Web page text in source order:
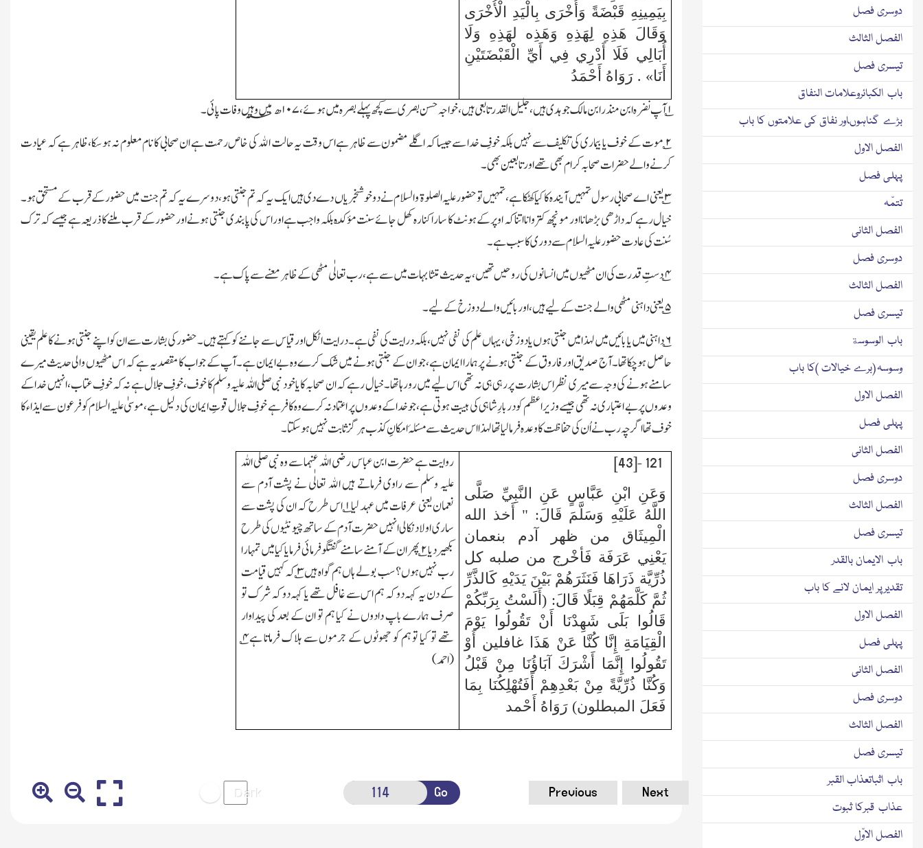
بِيَمِينِهِ قَبْضَةً وَأُخْرَى بِالْيَدِ الْأُخْرَى
وَقَالَ هَذِهِ لِهَذِهِ وَهَذِه لهَذِهِ وَلَا
أُبَالِي فَلَا أَدْرِي فِي أَيِّ الْقَبْضَتَيْنِ
أَنَا» . رَوَاهُ أَحْمَدُ
۱؎ آپ نضرہ ابن منذر ابن مالک جوہدی ہیں،جلیل القدر تابعی ہیں،خواجہ حسن بصری سے کچھ پہلے بصرہ میں ہوئے،۱۰۷ھ؁ میں وہیں وفات پائی۔
۲؎ موت کے خوف یا بیماری کی تکلیف سے نہیں بلکہ خوفِ خدا سے جیسا کہ اگلے مضمون سے ظاہر ہے اس وقت یہ حالت اﷲ کی خاص رحمت ہے ان صحابی کا نام معلوم نہ ہوسکا،ظاہر ہے کہ عیادت
کرنے والے حضرات صحابہ کرام بھی تھے اور تابعین بھی۔
۳؎ یعنی اے صحابی رسول تمہیں آیندہ کا کیا کھٹکا ہے،تمہیں تو حضور علیہ الصلوۃ والسلام نے دو خوشخبریاں دے دی ہیں ایک یہ کہ تم جنتی ہو،دوسرے یہ کہ تم جنت میں حضور کے قرب کے مستحق ہو۔
خیال رہے کہ داڑھی بڑھانا اور مونچھ کتروانااتنا کہ اوپر کے ہونٹ کا سارا کنارہ کھل جائے سنت مؤکّدہ بلکہ واجب ہے اور اس کی پابندی جنتی ہونے اور حضور کے قرب ملنے کا ذریعہ ہے جیسے کہ ترک
سُنت کی عادت حضور علیہ السلام سے دوری کا سبب ہے۔
۴؎ دستِ قدرت کی ان مٹھیوں میں انسانوں کی روحیں تھیں،یہ حدیث متشابہات میں سے ہے،رب تعالٰی مٹھی کے ظاہر معنے سے پاک ہے۔
۵؎ یعنی داہنی مٹھی والے جنت کے لیے ہیں،اور بائیں والے دوزخ کے لیے۔
۶؎ داہنی میں یا بائیں میں لہذا میں جنتی ہوں یا دوزخی،یہاں علم کی نفی نہیں،بلکہ درایت کی نفی ہے۔درایت اٹکل اور قیاس سے جاننے کو کہتے ہیں۔حضور کی بشارت سے ان کو اپنے جنتی ہونے کا علم یقینی
حاصل ہوچکا تھا۔آج صدیق اور فاروق کے جنتی ہونے پر ہمارا ایمان ہے،جو ان کے جنتی ہونے میں شک کرے وہ بے ایمان ہے۔آپ کے جواب کا مقصد یہ ہے کہ اس مٹھیوں والی حدیث میرے
سامنے ہونے کی وجہ سے میری نظر اس بشارت پر رہی ہی نہ تھی اس لیےمیں رو رہا تھا۔خیال رہے کہ ان صحابہ کا یا خود نبی صلی اللہ علیہ وسلم کا خوف،خوفِ جلال ہے نہ کہ خوفِ عتاب،انہیں خدا کے
وعدوں پر بے اعتباری نہ تھی جیسے وزیر اعظم کو دربارِ شاہی کی ہیبت ہوتی ہے،جو خدا کے وعدوں پر اعتماد نہ کرے وہ کافر ہے خوفِ جلال قوتِ ایمان کی دلیل ہے،موسیٰ علیہ السلام کو فرعون سے ایذاء کا
خوف تھا ا گرچہ رب نے اُن کی حفاظت کا وعدہ فرمالیا تھا لہذا اس حدیث سے مسئلہامکانِ کذب ہرگز ثابت نہیں ہوسکتا۔
121 -[43]
وَعَنِ ابْنِ عَبَّاسٍ عَنِ النَّبِيِّ صَلَّى
اللَّهُ عَلَيْهِ وَسَلَّمَ قَالَ: " أَخذ الله
الْمِيثَاق من ظهر آدم بنعمان
يَعْنِي عَرَفَة فَأخْرج من صلبه كل
ذُرِّيَّة ذَرَاهَا فَنَثَرَهُمْ بَيْنَ يَدَيْهِ كَالذَّرِّ
ثُمَّ كَلَّمَهُمْ قِبَلًا قَالَ: (أَلَسْتُ بِرَبِّكُمْ
قَالُوا بَلَى شَهِدْنَا أَنْ تَقُولُوا يَوْمَ
الْقِيَامَةِ إِنَّا كُنَّا عَنْ هَذَا غافلين أَوْ
تَقُولُوا إِنَّمَا أَشْرَكَ آبَاؤُنَا مِنْ قَبْلُ
وَكُنَّا ذُرِّيَّةً مِنْ بَعْدِهِمْ أَفَتُهْلِكُنَا بِمَا
فَعَلَ المبطلون) رَوَاهُ أَحْمد
روایت ہے حضرت ابن عباس رضی اللہ عنہما سے وہ نبی صلی اللہ
علیہ وسلم سے راوی فرماتے ہیں اﷲ تعالٰی نے پشت آدم سے
نعمان یعنی عرفات میں عہد لیا۱؎ اس طرح کہ ان کی پشت سے
ساری اولاد نکالی انہیں حضرت آدم کے ساتھ چیونٹیوں کی طرح
بکھیردیا۲؎ پھر ان کے آمنے سامنے گفتگو فرمائی فرمایا کیا میں تمہارا
رب نہیں ہوں؟ سب بولے ہاں ہم گواہ ہیں۳؎ کہ کہیں قیامت
کے دن یہ کہہ دو کہ ہم اس سے غافل تھے یا کہہ دو کہ شرک تو
صرف ہمارے باپ دادوں نے کیا ہم تو ان کے بعد کی پیداوار
تھے تو کیا تو ہم کو جھوٹوں کے جرموں سے ہلاک فرماتا ہے۴؎
(احمد)
Go Previous Next
دوسری فصل
الفصل الثالث
تیسری فصل
باب الكبائروعلامات النفاق
بڑے گناہوںاور نفاق کی علامتوں کا باب
الفصل الاول
پہلی فصل
تتمّہ
الفصل الثانی
دوسری فصل
الفصل الثالث
تیسری فصل
باب الوسوسة
وسوسہ (برے خیالات )کا باب
الفصل الاول
پہلی فصل
الفصل الثانی
دوسری فصل
الفصل الثالث
تیسری فصل
باب الایمان بالقدر
تقدیرپر ایمان لانے کا باب
الفصل الاول
پہلی فصل
الفصل الثانی
دوسری فصل
الفصل الثالث
تیسری فصل
باب اثباتعذاب القبر
عذاب قبرکا ثبوت
الفصل الاوّل